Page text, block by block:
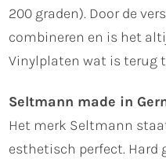
200 graden). Door de
combineren en is het
Vinylplaten wat is terug
Seltmann made in
Het merk Seltmann
esthetisch perfect.